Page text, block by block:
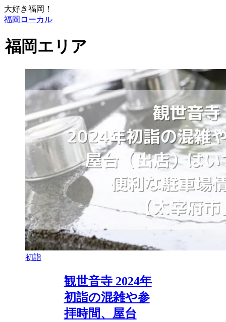
大好き福岡！
福岡ローカル
福岡エリア
初詣
観世音寺 2024年
初詣の混雑や参
拝時間、屋台